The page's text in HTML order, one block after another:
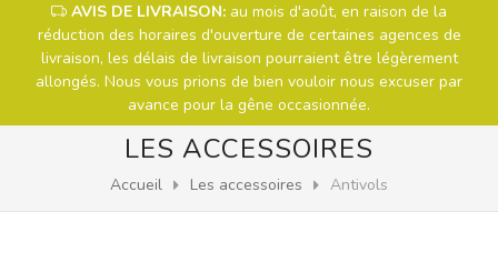
AVIS DE LIVRAISON: au mois d'août, en raison de la
réduction des horaires d'ouverture de certaines agences de
livraison, les délais de livraison pourraient être légèrement
allongés. Nous vous prions de bien vouloir nous excuser par
avance pour la gêne occasionnée.
LES ACCESSOIRES
Accueil Les accessoires Antivols